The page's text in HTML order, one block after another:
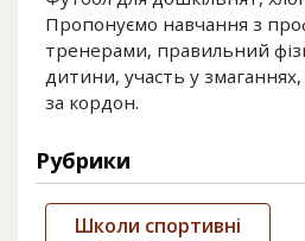
Пропонуємо навчання з
тренерами, правильний
дитини, участь у
за кордон.
Рубрики
Школи спортивні